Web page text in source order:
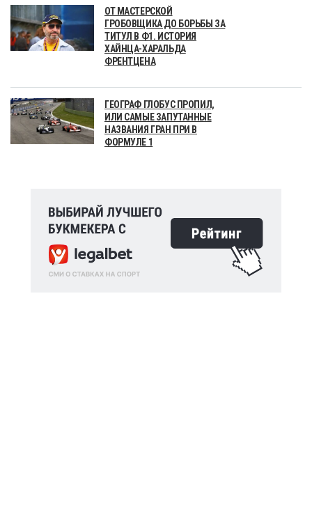
ОТ МАСТЕРСКОЙ
ГРОБОВЩИКА ДО БОРЬБЫ ЗА
ТИТУЛ В Ф1. ИСТОРИЯ
ХАЙНЦА-ХАРАЛЬДА
ФРЕНТЦЕНА
ГЕОГРАФ ГЛОБУС ПРОПИЛ,
ИЛИ САМЫЕ ЗАПУТАННЫЕ
НАЗВАНИЯ ГРАН ПРИ В
ФОРМУЛЕ 1